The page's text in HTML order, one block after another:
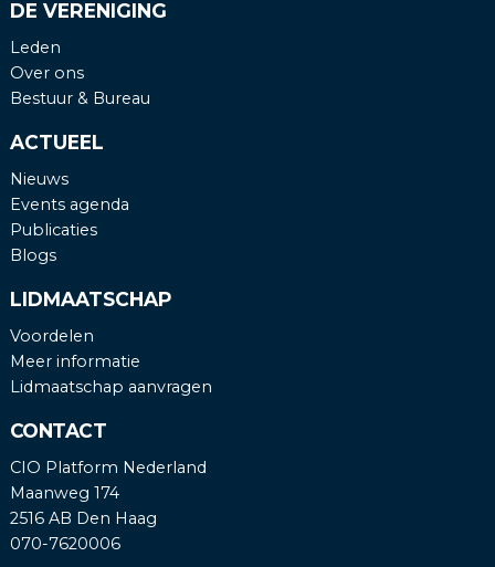
DE VERENIGING
Leden
Over ons
Bestuur & Bureau
ACTUEEL
Nieuws
Events agenda
Publicaties
Blogs
LIDMAATSCHAP
Voordelen
Meer informatie
Lidmaatschap aanvragen
CONTACT
CIO Platform Nederland
Maanweg 174
2516 AB Den Haag
070-7620006